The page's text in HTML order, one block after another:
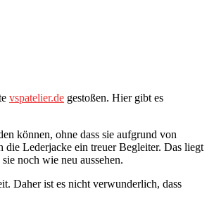
vspatelier.de gestoßen. Hier gibt es
können, ohne dass sie aufgrund von
die Lederjacke ein treuer Begleiter. Das liegt
noch wie neu aussehen.
Daher ist es nicht verwunderlich, dass